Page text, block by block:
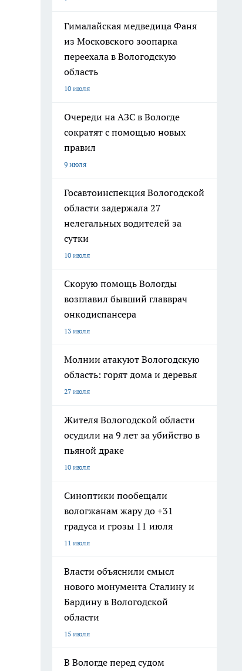
Гималайская медведица Фаня
из Московского зоопарка
переехала в Вологодскую
область
10 июля
Очереди на АЗС в Вологде
сократят с помощью новых
правил
9 июля
Госавтоинспекция Вологодской
области задержала 27
нелегальных водителей за
сутки
10 июля
Скорую помощь Вологды
возглавил бывший главврач
онкодиспансера
13 июля
Молнии атакуют Вологодскую
область: горят дома и деревья
27 июля
Жителя Вологодской области
осудили на 9 лет за убийство в
пьяной драке
10 июля
Синоптики пообещали
вологжанам жару до +31
градуса и грозы 11 июля
11 июля
Власти объяснили смысл
нового монумента Сталину и
Бардину в Вологодской
области
15 июля
В Вологде перед судом